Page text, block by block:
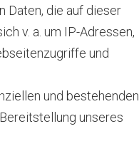
Daten, die auf dieser
v. a. um IP-Adressen,
und
und bestehenden
unseres